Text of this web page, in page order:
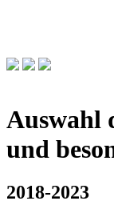
Auswahl
und
2018-2023